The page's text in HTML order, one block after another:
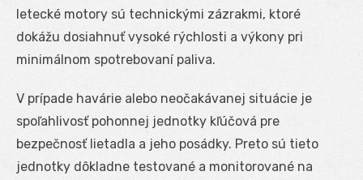
letecké motory sú technickými zázrakmi, ktoré
dokážu dosiahnuť vysoké rýchlosti a výkony pri
minimálnom spotrebovaní paliva.
V prípade havárie alebo neočakávanej situácie je
spoľahlivosť pohonnej jednotky kľúčová pre
bezpečnosť lietadla a jeho posádky. Preto sú tieto
jednotky dôkladne testované a monitorované na